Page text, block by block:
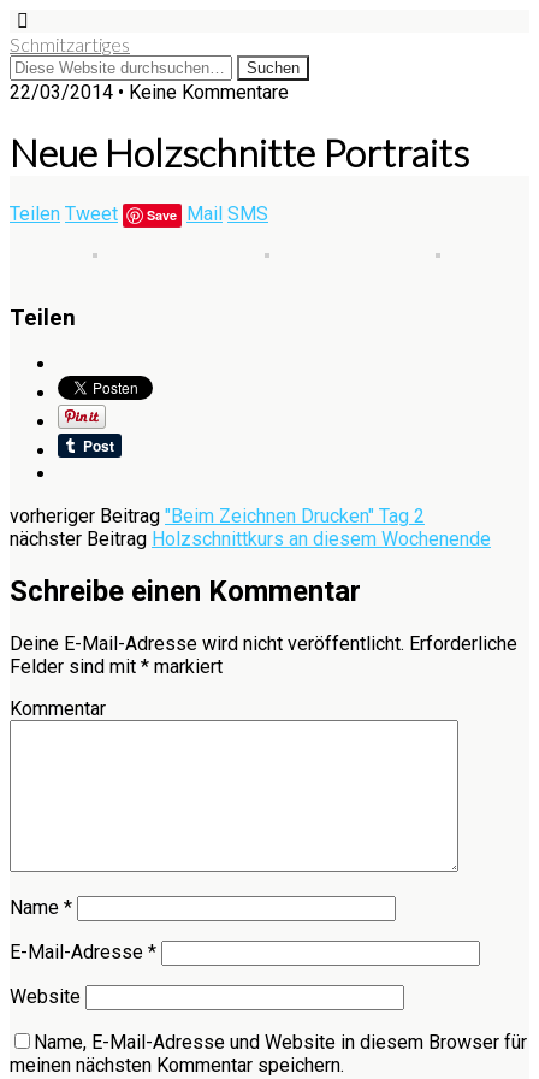
Schmitzartiges
22/03/2014 • Keine Kommentare
Neue Holzschnitte Portraits
Teilen Tweet Save Mail SMS
Teilen
vorheriger Beitrag "Beim Zeichnen Drucken" Tag 2
nächster Beitrag Holzschnittkurs an diesem Wochenende
Schreibe einen Kommentar
Deine E-Mail-Adresse wird nicht veröffentlicht. Erforderliche
Felder sind mit * markiert
Kommentar
Name *
E-Mail-Adresse *
Website
Name, E-Mail-Adresse und Website in diesem Browser für
meinen nächsten Kommentar speichern.